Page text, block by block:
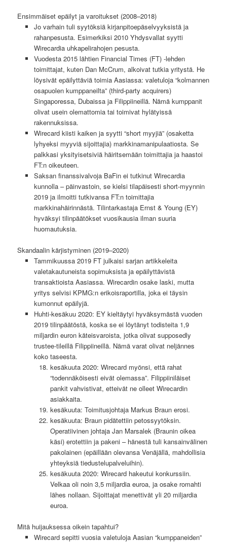
Ensimmäiset epäilyt ja varoitukset (2008–2018)
Jo varhain tuli syytöksiä kirjanpitoepäselvyyksistä ja
rahanpesusta. Esimerkiksi 2010 Yhdysvallat syytti
Wirecardia uhkapelirahojen pesusta.
Vuodesta 2015 lähtien Financial Times (FT) -lehden
toimittajat, kuten Dan McCrum, alkoivat tutkia yritystä. He
löysivät epäilyttäviä toimia Aasiassa: valetuloja “kolmannen
osapuolen kumppaneilta” (third-party acquirers)
Singaporessa, Dubaissa ja Filippiineillä. Nämä kumppanit
olivat usein olemattomia tai toimivat hylätyissä
rakennuksissa.
Wirecard kiisti kaiken ja syytti “short myyjiä” (osaketta
lyhyeksi myyviä sijoittajia) markkinamanipulaatiosta. Se
palkkasi yksityisetsiviä häiritsemään toimittajia ja haastoi
FT:n oikeuteen.
Saksan finanssivalvoja BaFin ei tutkinut Wirecardia
kunnolla – päinvastoin, se kielsi tilapäisesti short-myynnin
2019 ja ilmoitti tutkivansa FT:n toimittajia
markkinahäirinnästä. Tilintarkastaja Ernst & Young (EY)
hyväksyi tilinpäätökset vuosikausia ilman suuria
huomautuksia.
Skandaalin kärjistyminen (2019–2020)
Tammikuussa 2019 FT julkaisi sarjan artikkeleita
valetakautuneista sopimuksista ja epäilyttävistä
transaktioista Aasiassa. Wirecardin osake laski, mutta
yritys selvisi KPMG:n erikoisraportilla, joka ei täysin
kumonnut epäilyjä.
Huhti-kesäkuu 2020: EY kieltäytyi hyväksymästä vuoden
2019 tilinpäätöstä, koska se ei löytänyt todisteita 1,9
miljardin euron käteisvaroista, jotka olivat supposedly
trustee-tileillä Filippiineillä. Nämä varat olivat neljännes
koko taseesta.
kesäkuuta 2020: Wirecard myönsi, että rahat
“todennäköisesti eivät olemassa”. Filippiiniläiset
pankit vahvistivat, etteivät ne olleet Wirecardin
asiakkaita.
kesäkuuta: Toimitusjohtaja Markus Braun erosi.
kesäkuuta: Braun pidätettiin petossyytöksin.
Operatiivinen johtaja Jan Marsalek (Braunin oikea
käsi) erotettiin ja pakeni – hänestä tuli kansainvälinen
pakolainen (epäillään olevansa Venäjällä, mahdollisia
yhteyksiä tiedustelupalveluihin).
kesäkuuta 2020: Wirecard hakeutui konkurssiin.
Velkaa oli noin 3,5 miljardia euroa, ja osake romahti
lähes nollaan. Sijoittajat menettivät yli 20 miljardia
euroa.
Mitä huijauksessa oikein tapahtui?
Wirecard sepitti vuosia valetuloja Aasian “kumppaneiden”